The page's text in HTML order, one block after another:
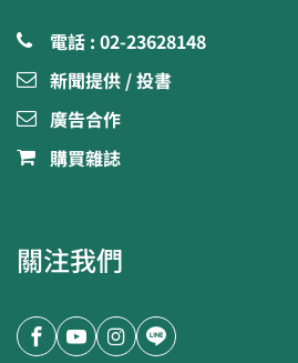
電話 : 02-23628148
新聞提供 / 投書
廣告合作
購買雜誌
關注我們